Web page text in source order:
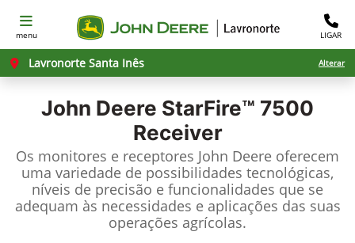
menu LIGAR
Lavronorte Santa Inês Alterar
John Deere StarFire™ 7500
Receiver
Os monitores e receptores John Deere oferecem
uma variedade de possibilidades tecnológicas,
níveis de precisão e funcionalidades que se
adequam às necessidades e aplicações das suas
operações agrícolas.